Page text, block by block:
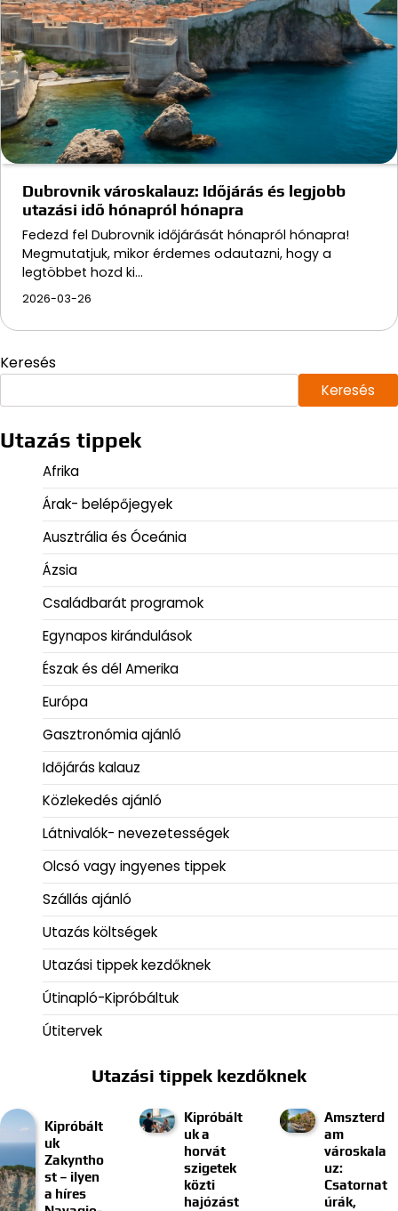
Dubrovnik városkalauz: Időjárás és legjobb
utazási idő hónapról hónapra
Fedezd fel Dubrovnik időjárását hónapról hónapra!
Megmutatjuk, mikor érdemes odautazni, hogy a
legtöbbet hozd ki…
2026-03-26
Keresés
Keresés
Utazás tippek
Afrika
Árak- belépőjegyek
Ausztrália és Óceánia
Ázsia
Családbarát programok
Egynapos kirándulások
Észak és dél Amerika
Európa
Gasztronómia ajánló
Időjárás kalauz
Közlekedés ajánló
Látnivalók- nevezetességek
Olcsó vagy ingyenes tippek
Szállás ajánló
Utazás költségek
Utazási tippek kezdőknek
Útinapló-Kipróbáltuk
Útitervek
Utazási tippek kezdőknek
Kipróbált
uk
Zakyntho
st – ilyen
a híres
Kipróbált
uk a
horvát
szigetek
közti
hajózást
Amszterd
am
városkala
uz:
Csatornat
úrák,